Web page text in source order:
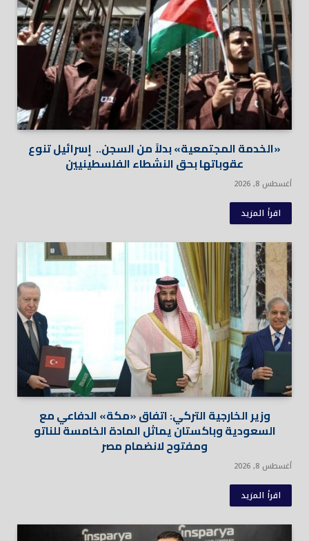
«الخدمة المجتمعية» بدلاً من السجن.. إسرائيل تنوع
عقوباتها بحق النشطاء الفلسطينيين
أغسطس 8, 2026
اقرأ المزيد
وزير الخارجية التركي: اتفاق «مكة» الدفاعي مع
السعودية وباكستان يماثل المادة الخامسة للناتو
ومفتوح لانضمام مصر
أغسطس 8, 2026
اقرأ المزيد